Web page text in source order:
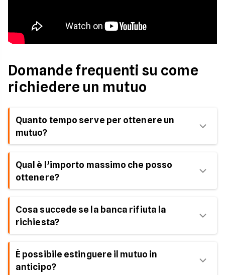
Domande frequenti su come
richiedere un mutuo
Quanto tempo serve per ottenere un
mutuo?
dalle 2 alle 6 settimane, a seconda della
completezza della documentazione e della
complessità della pratica.
Qual è l’importo massimo che posso
ottenere?
rimborso e dal valore dell’immobile, con un
rapporto LTV solitamente tra il 70% e l’80%.
Cosa succede se la banca rifiuta la
richiesta?
In caso di rifiuto, il mutuatario non riceve il
finanziamento; è consigliabile verificare le
motivazioni e correggere eventuali criticità prima
È possibile estinguere il mutuo in
anticipo?